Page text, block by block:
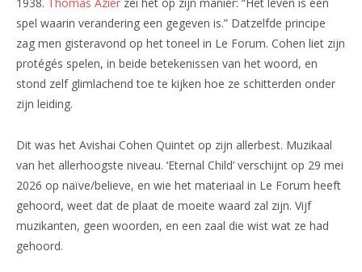
spel waarin verandering een gegeven is.” Datzelfde principe
zag men gisteravond op het toneel in Le Forum. Cohen liet zijn
protégés spelen, in beide betekenissen van het woord, en
stond zelf glimlachend toe te kijken hoe ze schitterden onder
zijn leiding.
Dit was het Avishai Cohen Quintet op zijn allerbest. Muzikaal
van het allerhoogste niveau. ‘Eternal Child’ verschijnt op 29 mei
2026 op naïve/believe, en wie het materiaal in Le Forum heeft
gehoord, weet dat de plaat de moeite waard zal zijn. Vijf
muzikanten, geen woorden, en een zaal die wist wat ze had
gehoord.